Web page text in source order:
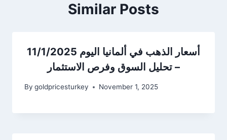
Similar Posts
أسعار الذهب في ألمانيا اليوم 11/1/2025
– تحليل السوق وفرص الاستثمار
By goldpricesturkey November 1, 2025